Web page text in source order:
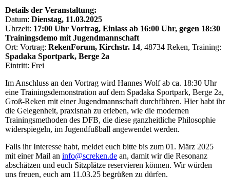
Details der Veranstaltung:
Datum: Dienstag, 11.03.2025
Uhrzeit: 17:00 Uhr Vortrag, Einlass ab 16:00 Uhr, gegen 18:30
Trainingsdemo mit Jugendmannschaft
Ort: Vortrag: RekenForum, Kirchstr. 14, 48734 Reken, Training:
Spadaka Sportpark, Berge 2a
Eintritt: Frei
Im Anschluss an den Vortrag wird Hannes Wolf ab ca. 18:30 Uhr
eine Trainingsdemonstration auf dem Spadaka Sportpark, Berge 2a,
Groß-Reken mit einer Jugendmannschaft durchführen. Hier habt ihr
die Gelegenheit, praxisnah zu erleben, wie die modernen
Trainingsmethoden des DFB, die diese ganzheitliche Philosophie
widerspiegeln, im Jugendfußball angewendet werden.
Falls ihr Interesse habt, meldet euch bitte bis zum 01. März 2025
mit einer Mail an info@screken.de an, damit wir die Resonanz
abschätzen und euch Sitzplätze reservieren können. Wir würden
uns freuen, euch am 11.03.25 begrüßen zu dürfen.